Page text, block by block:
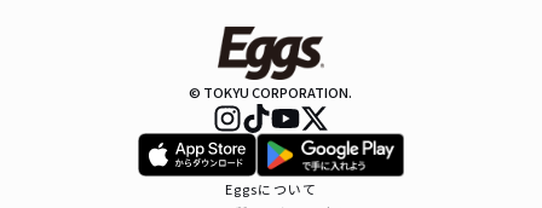
© TOKYU CORPORATION.
Eggsについて